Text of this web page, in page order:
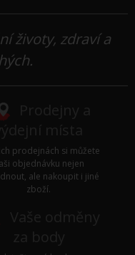
životy, zdraví a
prodejnách si můžete
objednávku nejen
ale nakoupit i jiné
zboží.